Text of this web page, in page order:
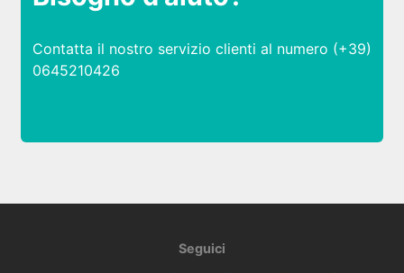
Contatta il nostro servizio clienti al numero (+39)
0645210426
Seguici